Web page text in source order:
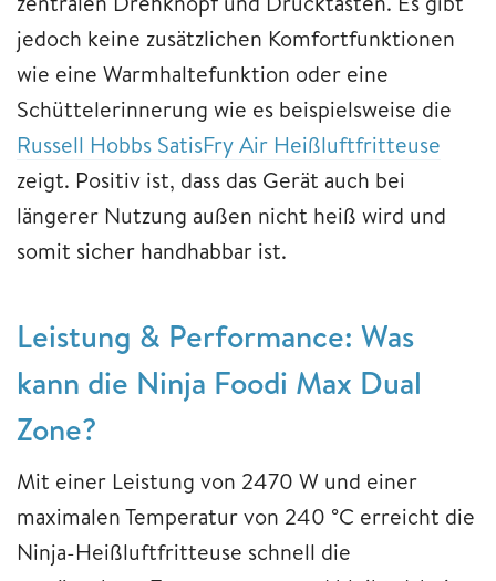
jedoch keine zusätzlichen Komfortfunktionen
wie eine Warmhaltefunktion oder eine
Schüttelerinnerung wie es beispielsweise die
Russell Hobbs SatisFry Air Heißluftfritteuse
zeigt. Positiv ist, dass das Gerät auch bei
längerer Nutzung außen nicht heiß wird und
somit sicher handhabbar ist.
Leistung & Performance: Was
kann die Ninja Foodi Max Dual
Zone?
Mit einer Leistung von 2470 W und einer
maximalen Temperatur von 240 °C erreicht die
Ninja-Heißluftfritteuse schnell die